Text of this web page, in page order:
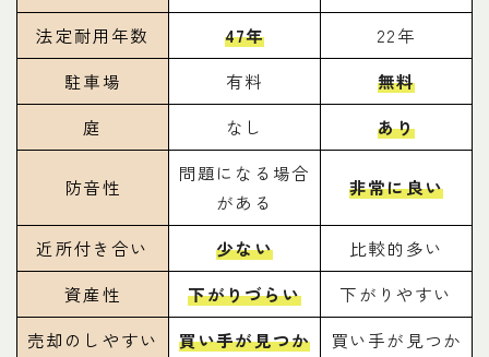
法定耐用年数
47年
22年
駐車場
有料
無料
庭
なし あり
防音性
問題になる場合
がある
非常に良い
近所付き合い 少ない
比較的多い
資産性
下がりづらい
下がりやすい
売却のしやすい
買い手が見つか
買い手が見つか